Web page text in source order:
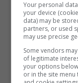
Your personal
your device
data) may be
partners, or used
may use precise
Some vendors
of legitimate
your options
or in the site